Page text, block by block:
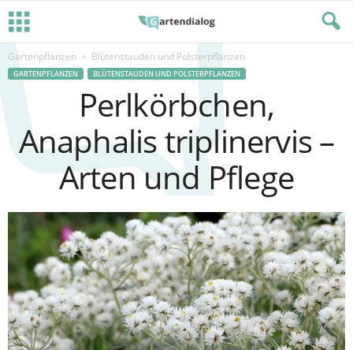
Gartenpflanzen Blütenstauden und Polsterpflanzen
GARTENPFLANZEN BLÜTENSTAUDEN UND POLSTERPFLANZEN
Perlkörbchen,
Anaphalis triplinervis –
Arten und Pflege